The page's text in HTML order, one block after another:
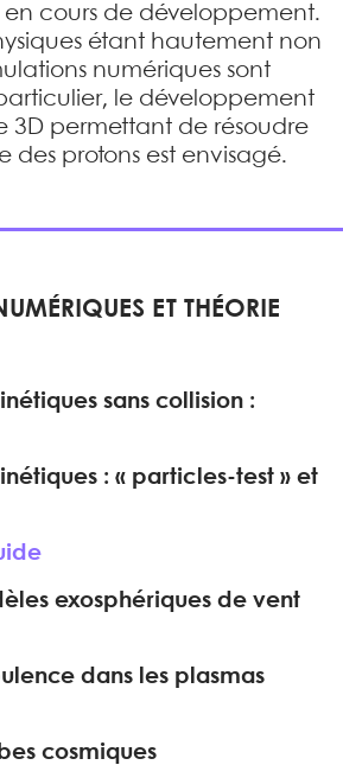
en cours de développement.
étant hautement non
numériques sont
le développement
3D permettant de résoudre
des protons est envisagé.
ET THÉORIE
sans collision :
: « particles-test » et
exosphériques de vent
dans les plasmas
cosmiques